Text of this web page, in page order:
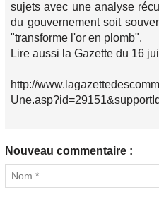
sujets avec une analyse
du gouvernement soit
"transforme l'or en plomb".
Lire aussi la Gazette du 16
http://
Nouveau commentaire :